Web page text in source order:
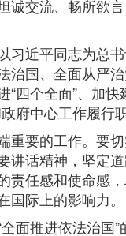
交流、畅所欲
近平同志为总
治国、全面从严
四个全面”、加
府中心工作履行
要的工作。要
讲话精神，坚定
责任感和使命感
际上的影响力。
推进依法治国